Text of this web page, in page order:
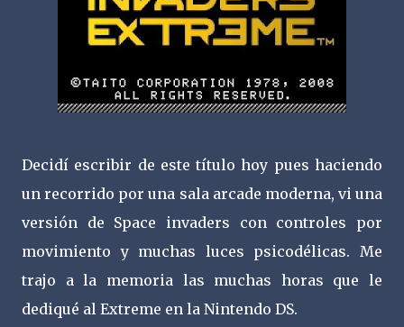
Decidí escribir de este título hoy pues haciendo
un recorrido por una sala arcade moderna, vi una
versión de Space invaders con controles por
movimiento y muchas luces psicodélicas. Me
trajo a la memoria las muchas horas que le
dediqué al Extreme en la Nintendo DS.